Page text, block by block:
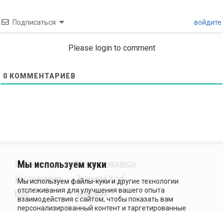
Подписаться войдите
Please login to comment
0 КОММЕНТАРИЕВ
Издания
Исследования
Блог
Ценовые индексы
Зерновой Клуб
Компания